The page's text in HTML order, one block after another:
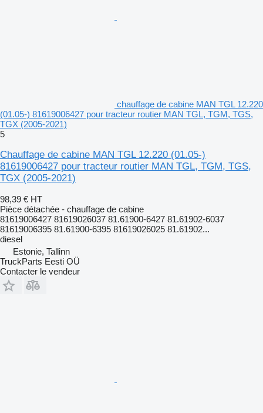
chauffage de cabine MAN TGL 12.220
(01.05-) 81619006427 pour tracteur routier MAN TGL, TGM, TGS,
TGX (2005-2021)
5
Chauffage de cabine MAN TGL 12.220 (01.05-)
81619006427 pour tracteur routier MAN TGL, TGM, TGS,
TGX (2005-2021)
98,39 € HT
Pièce détachée - chauffage de cabine
81619006427 81619026037 81.61900-6427 81.61902-6037
81619006395 81.61900-6395 81619026025 81.61902...
diesel
Estonie, Tallinn
TruckParts Eesti OÜ
Contacter le vendeur